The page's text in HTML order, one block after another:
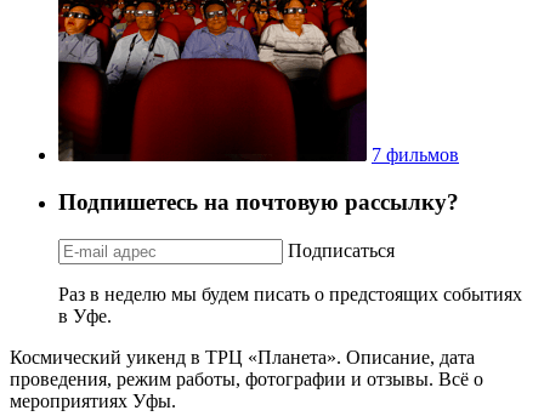
7 фильмов
Подпишетесь на почтовую рассылку?
Подписаться
Раз в неделю мы будем писать о предстоящих событиях
в Уфе.
Космический уикенд в ТРЦ «Планета». Описание, дата
проведения, режим работы, фотографии и отзывы. Всё о
мероприятиях Уфы.